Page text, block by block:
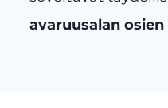
avaruusalan